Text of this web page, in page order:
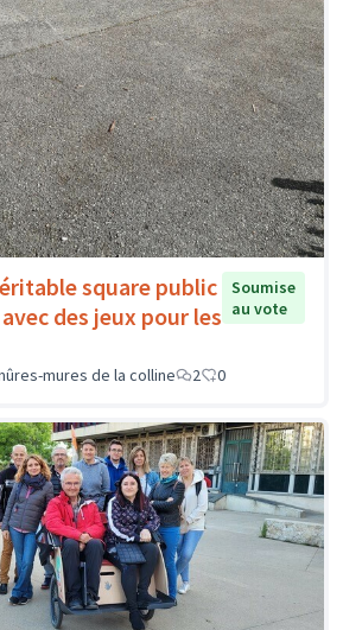
square public
des jeux pour les
Soumise
au vote
mures de la colline 2 0